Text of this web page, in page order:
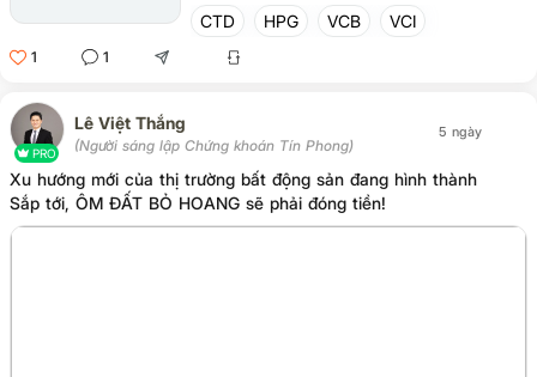
1% trong khi lãi suất huy động tiếp tục
tăng, gây ra lo ngại về thanh khoản. Bài
viết tư vấn về cơ hội mua cổ phiếu HPG,
CTD HPG VCB VCI
1 1
PRO
Lê Việt Thắng
(Người sáng lập Chứng khoán Tín Phong)
5 ngày
Xu hướng mới của thị trường bất động sản đang hình thành
Sắp tới, ÔM ĐẤT BỎ HOANG sẽ phải đóng tiền!